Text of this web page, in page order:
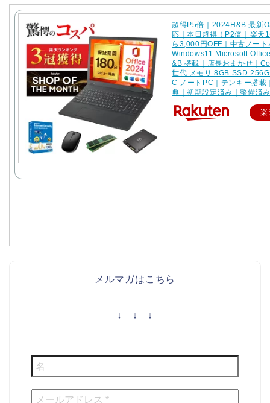
超得P5倍｜2024H&B 最新
応｜本日超得！P2倍｜楽天
ら3,000円OFF｜中古ノート
Windows11 Microsoft
&B 搭載｜店長おまかせ｜
世代 メモリ 8GB SSD
C ノートPC｜テンキー搭載
典｜初期設定済み｜整備済み
楽
メルマガはこちら
↓ ↓ ↓